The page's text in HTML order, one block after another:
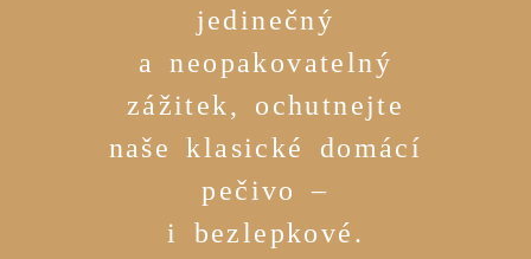
jedinečný
a neopakovatelný
zážitek, ochutnejte
naše klasické domácí
pečivo –
i bezlepkové.